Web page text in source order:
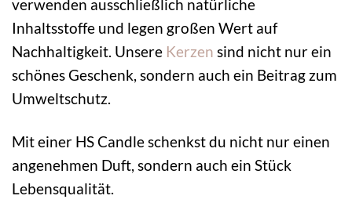
verwenden ausschließlich natürliche
Inhaltsstoffe und legen großen Wert auf
Nachhaltigkeit. Unsere Kerzen sind nicht nur ein
schönes Geschenk, sondern auch ein Beitrag zum
Umweltschutz.
Mit einer HS Candle schenkst du nicht nur einen
angenehmen Duft, sondern auch ein Stück
Lebensqualität.